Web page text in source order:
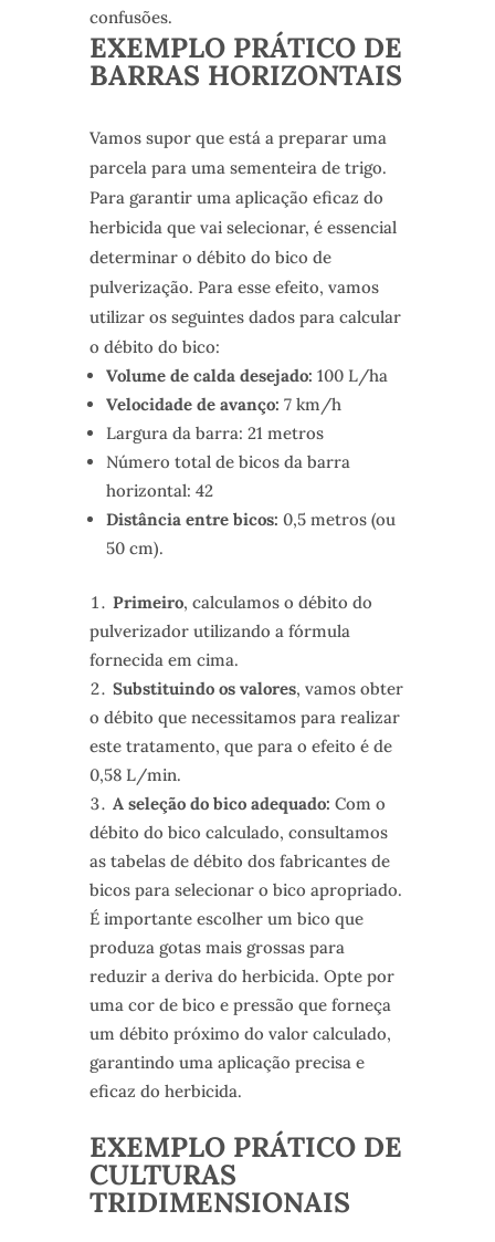
confusões.
EXEMPLO PRÁTICO DE
BARRAS HORIZONTAIS
Vamos supor que está a preparar uma
parcela para uma sementeira de trigo.
Para garantir uma aplicação eficaz do
herbicida que vai selecionar, é essencial
determinar o débito do bico de
pulverização. Para esse efeito, vamos
utilizar os seguintes dados para calcular
o débito do bico:
Volume de calda desejado: 100 L/ha
Velocidade de avanço: 7 km/h
Largura da barra: 21 metros
Número total de bicos da barra
horizontal: 42
Distância entre bicos: 0,5 metros (ou
50 cm).
Primeiro, calculamos o débito do
pulverizador utilizando a fórmula
fornecida em cima.
Substituindo os valores, vamos obter
o débito que necessitamos para realizar
este tratamento, que para o efeito é de
0,58 L/min.
A seleção do bico adequado: Com o
débito do bico calculado, consultamos
as tabelas de débito dos fabricantes de
bicos para selecionar o bico apropriado.
É importante escolher um bico que
produza gotas mais grossas para
reduzir a deriva do herbicida. Opte por
uma cor de bico e pressão que forneça
um débito próximo do valor calculado,
garantindo uma aplicação precisa e
eficaz do herbicida.
EXEMPLO PRÁTICO DE
CULTURAS
TRIDIMENSIONAIS